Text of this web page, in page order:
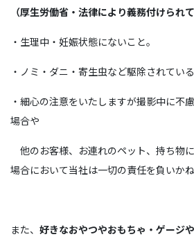
（厚生労働省・法律により義務付けられて
・生理中・妊娠状態にないこと。
・ノミ・ダニ・寄生虫など駆除されている
・細心の注意をいたしますが撮影中に不
場合や
他のお客様、お連れのペット、持ち物
場合において当社は一切の責任を負いかね
また、 好きなおやつやおもちゃ・ゲージ